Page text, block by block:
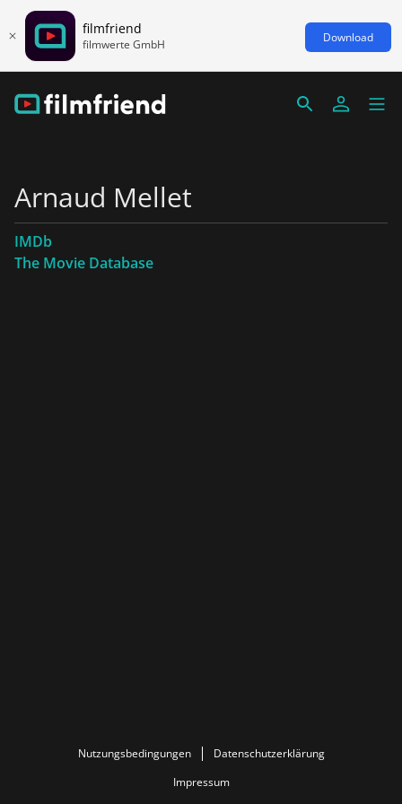
filmfriend
filmwerte GmbH Download
Arnaud Mellet
IMDb
The Movie Database
Nutzungsbedingungen
Datenschutzerklärung
Impressum